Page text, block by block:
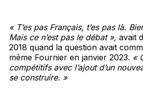
« T’es pas Français, t’es pas là.
Mais ce n’est pas le débat », avait
2018 quand la question avait
même Fournier en janvier 2023. «
compétitifs avec l’ajout d’un
se construire. »